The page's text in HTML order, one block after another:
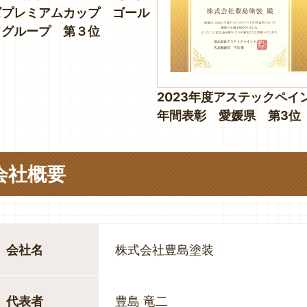
レミアムカップ ゴール
ループ 第３位
2023年度アステックペイ
年間表彰 愛媛県 第3位
社概要
会社名 株式会社豊島塗装
代表者 豊島 竜二